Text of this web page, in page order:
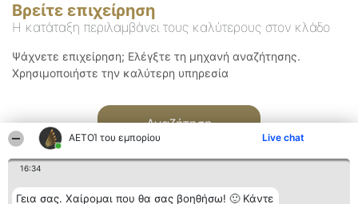
ΑΕΤΟΊ του εμπορίου Live chat
16:34
Γεια σας. Χαίρομαι που θα σας βοηθήσω! 🙂 Κάντε
Βρείτε επιχείρηση
Η κατάταξη περιλαμβάνει τους καλύτερους στον κλάδο
Ψάχνετε επιχείρηση; Ελέγξτε τη μηχανή αναζήτησης.
Χρησιμοποιήστε την καλύτερη υπηρεσία
Αναζήτηση